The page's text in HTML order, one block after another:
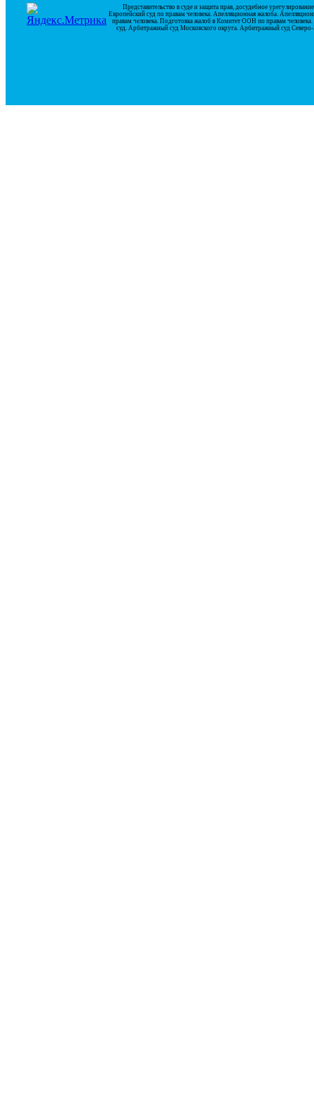
Представительство в суде и защита прав, досудебное
Европейский суд по правам человека. Апелляционная жалоба.
правам человека. Подготовка жалоб в Комитет ООН по правам
суд. Арбитражный суд Московского округа. Арбитражный суд